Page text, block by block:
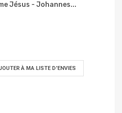
Jésus - Johannes...
À MA LISTE D'ENVIES